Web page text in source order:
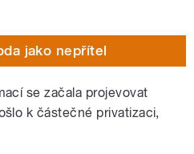
jako nepřítel
se začala projevovat
k částečné privatizaci,